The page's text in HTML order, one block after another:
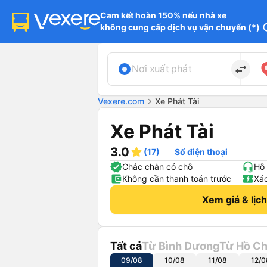
Cam kết hoàn 150% nếu nhà xe
không cung cấp dịch vụ vận chuyển (*)
Nơi xuất phát import_export
Vexere.com chevron_right Xe Phát Tài
Xe Phát Tài
3.0 (17)
Số điện thoại
Chắc chắn có chỗ
Không cần thanh toán trước
Xem giá &
Tất cảTừ Bình DươngTừ Hồ
09/08 10/08 11/08 12/